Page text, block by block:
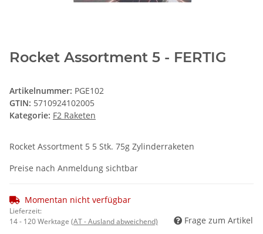
Rocket Assortment 5 - FERTIG
Artikelnummer: PGE102
GTIN: 5710924102005
Kategorie: F2 Raketen
Rocket Assortment 5 5 Stk. 75g Zylinderraketen
Preise nach Anmeldung sichtbar
Momentan nicht verfügbar
Lieferzeit:
14 - 120 Werktage (AT - Ausland abweichend) Frage zum Artikel